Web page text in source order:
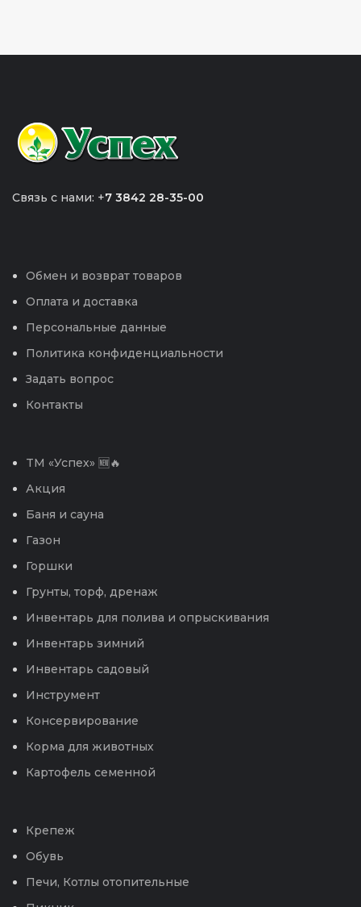
Связь с нами: +7 3842 28-35-00
Обмен и возврат товаров
Оплата и доставка
Персональные данные
Политика конфиденциальности
Задать вопрос
Контакты
TM «Успех» 🆕🔥
Акция
Баня и сауна
Газон
Горшки
Грунты, торф, дренаж
Инвентарь для полива и опрыскивания
Инвентарь зимний
Инвентарь садовый
Инструмент
Консервирование
Корма для животных
Картофель семенной
Крепеж
Обувь
Печи, Котлы отопительные